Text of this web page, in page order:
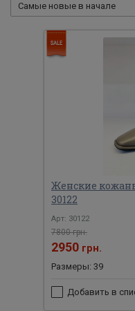
Самые новые в начале
Женские
30122
Арт: 30122
7800 грн.
2950 грн.
Размеры: 39
Добавить в